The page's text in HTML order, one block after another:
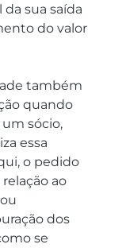
sua saída
do valor
também
quando
sócio,
essa
o pedido
ao
dos
se